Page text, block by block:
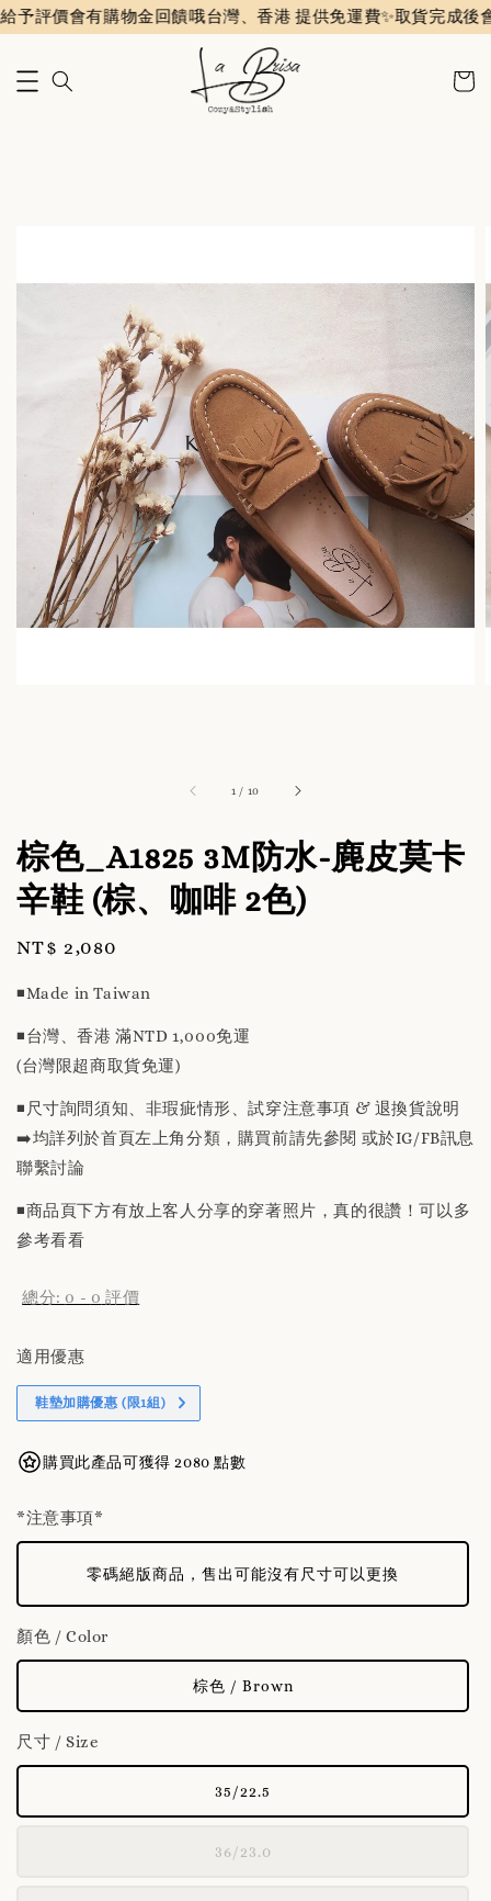
會有購物金回饋哦台灣、香港 提供免運費✨️取貨完成後會收到
1 / 10
棕色_A1825 3M防水-麂皮莫卡
辛鞋 (棕、咖啡 2色)
Regular
NT$ 2,080
◾️Made in Taiwan
◾️台灣、香港 滿NTD 1,000免運
(台灣限超商取貨免運)
◾️尺寸詢問須知、非瑕疵情形、試穿注意事項 & 退換貨說明
➡️均詳列於首頁左上角分類，購買前請先參閱 或於IG/FB訊息
聯繫討論
◾️商品頁下方有放上客人分享的穿著照片，真的很讚！可以多
參考看看
總分: 0 - 0 評價
適用優惠
鞋墊加購優惠 (限1組)
購買此產品可獲得 2080 點數
*注意事項*
零碼絕版商品，售出可能沒有尺寸可以更換
顏色 / Color
棕色 / Brown
尺寸 / Size
35/22.5
36/23.0